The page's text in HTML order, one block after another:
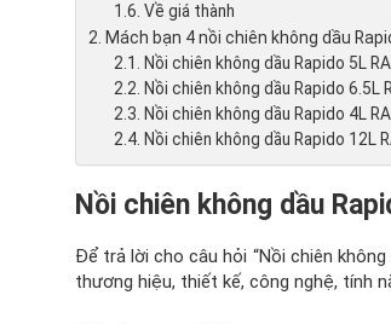
Về giá thành
Mách bạn 4 nồi chiên không dầu
Nồi chiên không dầu Rapido 5L
Nồi chiên không dầu Rapido 6.5L
Nồi chiên không dầu Rapido 4L
Nồi chiên không dầu Rapido 12L
Nồi chiên không dầu
Để trả lời cho câu hỏi “Nồi chiên
thương hiệu, thiết kế, công nghệ, tính